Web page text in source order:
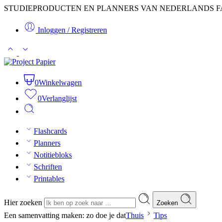
STUDIEPRODUCTEN EN PLANNERS VAN NEDERLANDS
Inloggen / Registreren
0Winkelwagen
0Verlanglijst
Flashcards
Planners
Notitiebloks
Schriften
Printables
Hier zoeken Zoeken
Een samenvatting maken: zo doe je datThuis Tips